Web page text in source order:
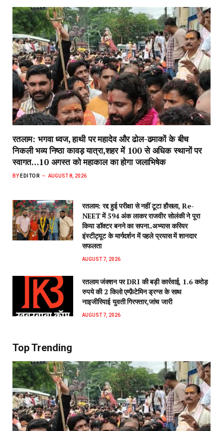
रतलाम: भगवा ध्वज, हाथी पर महादेव और ढोल-ढमाकों के बीच
निकली भव्य निष्ठा कावड़ यात्रा,शहर में 100 से अधिक स्थानों पर
स्वागत…10 अगस्त को महाकाल का होगा जलाभिषेक
BY EDITOR AUGUST 8, 2026
रतलाम: रद्द हुई परीक्षा से नहीं टूटा हौसला, Re-
NEET में 594 अंक लाकर राजवीर सोलंकी ने पूरा
किया डॉक्टर बनने का सपना..अभ्यास करियर
इंस्टीट्यूट के मार्गदर्शन में पहले प्रयास में शानदार
सफलता
AUGUST 7, 2026
रतलाम जंक्शन पर DRI की बड़ी कार्रवाई, 1.6 करोड़
रुपये की 2 किलो एम्फ़ैटेमिन ड्रग्स के साथ
नाइजीरियाई युवती गिरफ्तार,जांच जारी
AUGUST 7, 2026
Top Trending